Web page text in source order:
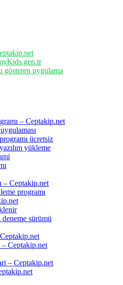
gösteren uygulama
– Ceptakip.net
ücretsiz
yükleme
– Ceptakip.net
programı
deneme sürümü
– Ceptakip.net
– Ceptakip.net